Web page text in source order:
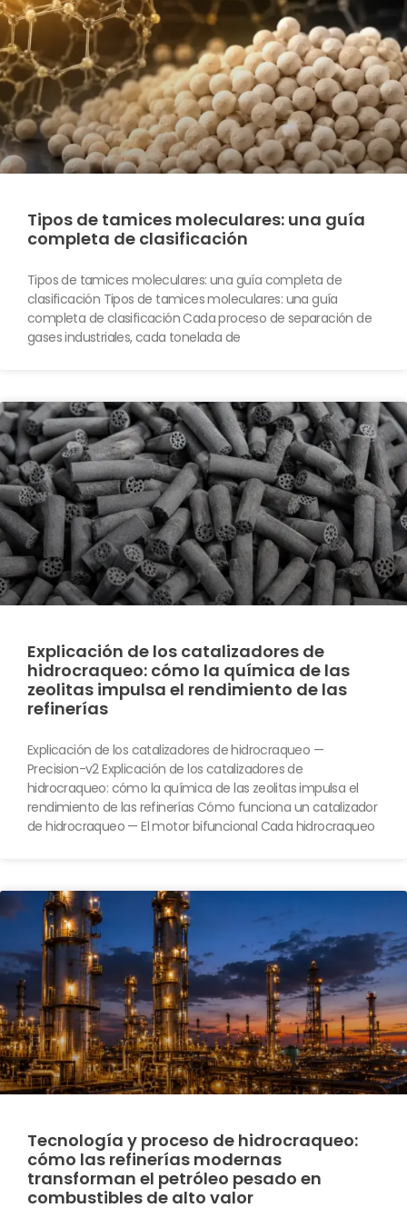
Tipos de tamices moleculares: una guía
completa de clasificación
Tipos de tamices moleculares: una guía completa de
clasificación Tipos de tamices moleculares: una guía
completa de clasificación Cada proceso de separación de
gases industriales, cada tonelada de
Explicación de los catalizadores de
hidrocraqueo: cómo la química de las
zeolitas impulsa el rendimiento de las
refinerías
Explicación de los catalizadores de hidrocraqueo —
Precision-v2 Explicación de los catalizadores de
hidrocraqueo: cómo la química de las zeolitas impulsa el
rendimiento de las refinerías Cómo funciona un catalizador
de hidrocraqueo — El motor bifuncional Cada hidrocraqueo
Tecnología y proceso de hidrocraqueo:
cómo las refinerías modernas
transforman el petróleo pesado en
combustibles de alto valor